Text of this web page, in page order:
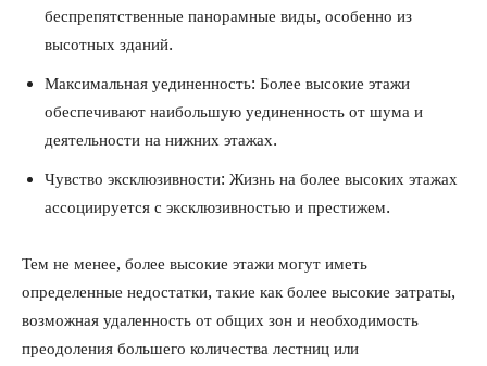
беспрепятственные панорамные виды, особенно из
высотных зданий.
Максимальная уединенность: Более высокие этажи
обеспечивают наибольшую уединенность от шума и
деятельности на нижних этажах.
Чувство эксклюзивности: Жизнь на более высоких этажах
ассоциируется с эксклюзивностью и престижем.
Тем не менее, более высокие этажи могут иметь
определенные недостатки, такие как более высокие затраты,
возможная удаленность от общих зон и необходимость
преодоления большего количества лестниц или